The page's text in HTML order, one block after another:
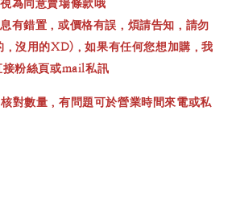
為同意賣場條款哦
有錯置，或價格有誤，煩請告知，請勿
沒用的XD)，如果有任何您想加購，我
粉絲頁或mail私訊
對數量，有問題可於營業時間來電或私